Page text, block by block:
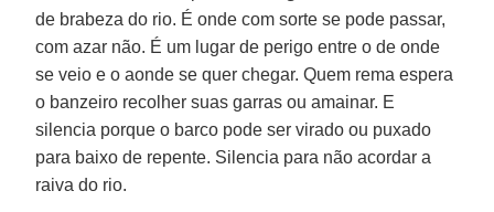
de brabeza do rio. É onde com sorte se pode passar,
com azar não. É um lugar de perigo entre o de onde
se veio e o aonde se quer chegar. Quem rema espera
o banzeiro recolher suas garras ou amainar. E
silencia porque o barco pode ser virado ou puxado
para baixo de repente. Silencia para não acordar a
raiva do rio.